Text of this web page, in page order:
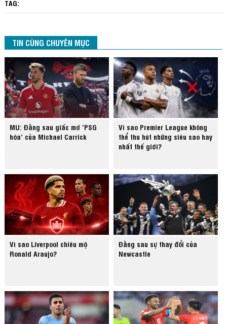
TAG:
TIN CÙNG CHUYÊN MỤC
MU: Đằng sau giấc mơ ‘PSG
hóa’ của Michael Carrick
Vì sao Premier League không
thể thu hút những siêu sao hay
nhất thế giới?
Vì sao Liverpool chiêu mộ
Ronald Araujo?
Đằng sau sự thay đổi của
Newcastle